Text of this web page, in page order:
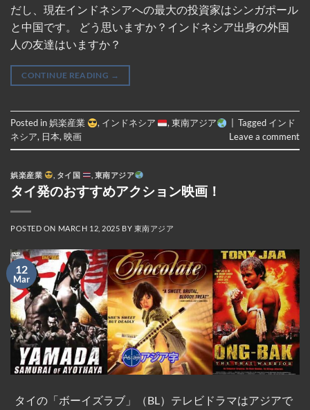
だし、現在インドネシアへの最大の投資家はシンガポール
と中国です。 どう思いますか？インドネシア出身の外国
人の友達はいますか？
CONTINUE READING →
Posted in娯楽産業 , インドネシア ,東南アジア Tagged インド
ネシア, 日本,映画 Leave a comment
娯楽産業 タイ国 東南アジア
タイ発のおすすめアクション映画！
POSTED ON MARCH 12, 2025 BY 東南アジア
12
Mar
タイの「ボーイズラブ」（BL）テレビドラマはアジアで